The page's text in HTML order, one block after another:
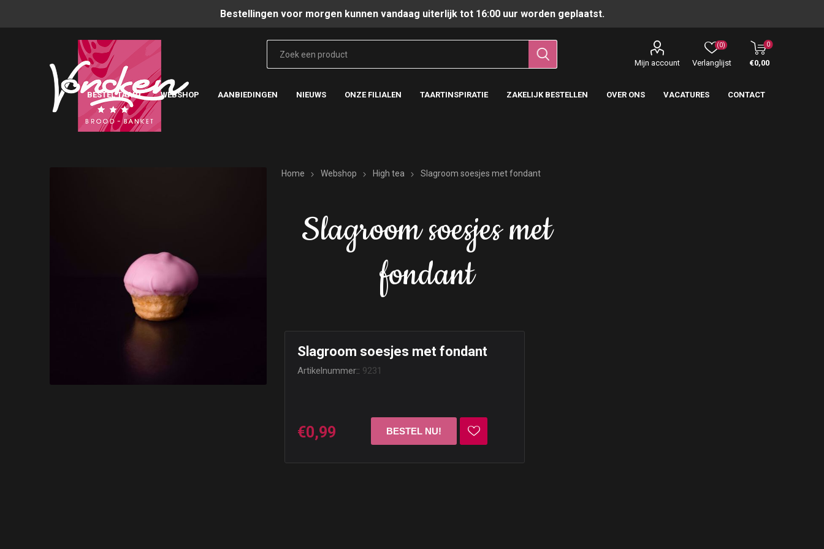
Bestellingen voor morgen kunnen vandaag uiterlijk tot 16:00 uur worden geplaatst.
Mijn account Verlanglijst
(0) 0
€0,00
BESTEL TAART WEBSHOP AANBIEDINGEN NIEUWS ONZE FILIALEN TAARTINSPIRATIE ZAKELIJK BESTELLEN OVER ONS VACATURES CONTACT
Home Webshop High tea Slagroom soesjes met fondant
Slagroom soesjes met
fondant
Slagroom soesjes met fondant
Artikelnummer:: 9231
€0,99